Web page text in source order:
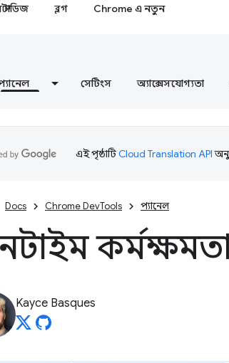
ব্লগ Chrome এ নতুন
সেটিংস অ্যাক্সেসযোগ্যতা
এই পৃষ্ঠাটিCloud Translation API
Docs Chrome DevTools প্যানেল
কর্মক্ষমতা
Kayce Basques